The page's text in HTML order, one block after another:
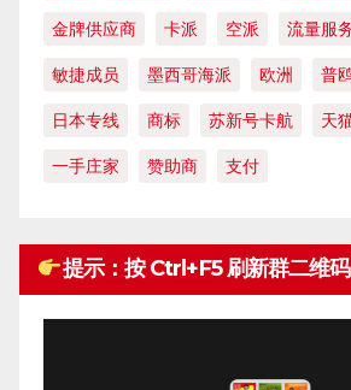
金牌供应商 卡派 空派 流量服
敏捷成员 墨西哥海派 欧洲 普
日本专线 商标 苏新号卡航 天
一手庄家 赞助商 支付
提示：按 Ctrl+F5 刷新群二维码